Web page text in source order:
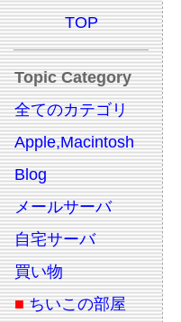
TOP
Topic Category
全てのカテゴリ
Apple,Macintosh
Blog
メールサーバ
自宅サーバ
買い物
■ ちいこの部屋